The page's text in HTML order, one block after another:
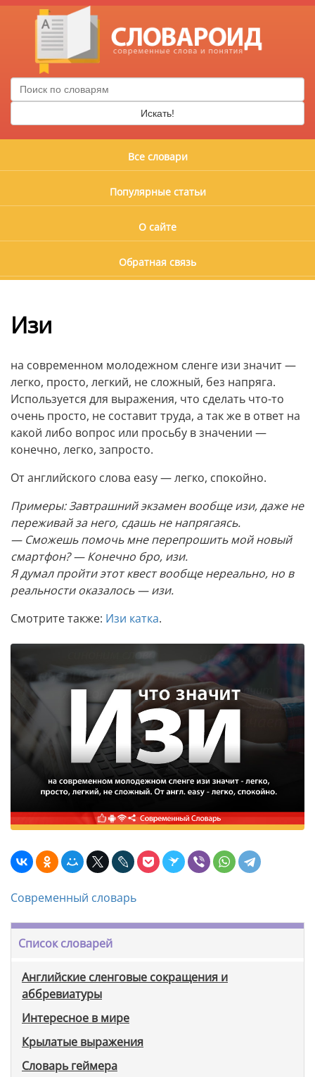
Искать!
Все словари
Популярные статьи
О сайте
Обратная связь
Изи
на современном молодежном сленге изи значит —
легко, просто, легкий, не сложный, без напряга.
Используется для выражения, что сделать что-то
очень просто, не составит труда, а так же в ответ на
какой либо вопрос или просьбу в значении —
конечно, легко, запросто.
От английского слова easy — легко, спокойно.
Примеры: Завтрашний экзамен вообще изи, даже не
переживай за него, сдашь не напрягаясь.
— Сможешь помочь мне перепрошить мой новый
смартфон? — Конечно бро, изи.
Я думал пройти этот квест вообще нереально, но в
реальности оказалось — изи.
Смотрите также: Изи катка.
Современный словарь
Список словарей
Английские сленговые сокращения и
аббревиатуры
Интересное в мире
Крылатые выражения
Словарь геймера